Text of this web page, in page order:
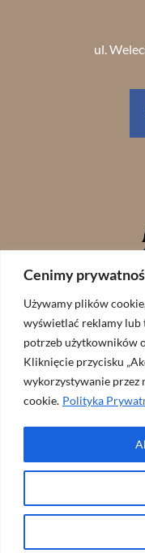
Cenimy
Używamy plików
wyświetlać reklamy lub
potrzeb użytkowników
Kliknięcie przycisku
wykorzystywanie przez
cookie. Polityka
ul.
Wspólnota Lew